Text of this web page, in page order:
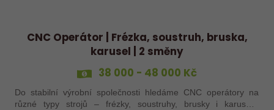
CNC Operátor | Frézka, soustruh, bruska,
karusel | 2 směny
38 000 - 48 000 Kč
Do stabilní výrobní společnosti hledáme CNC operátory na
různé typy strojů – frézky, soustruhy, brusky i karusely.